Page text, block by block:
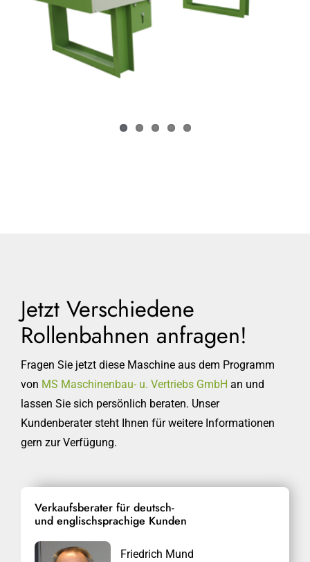
Jetzt Verschiedene
Rollenbahnen anfragen!
Fragen Sie jetzt diese Maschine aus dem Programm
von MS Maschinenbau- u. Vertriebs GmbH an und
lassen Sie sich persönlich beraten. Unser
Kundenberater steht Ihnen für weitere Informationen
gern zur Verfügung.
Verkaufsberater für deutsch-
und englischsprachige Kunden
Friedrich Mund